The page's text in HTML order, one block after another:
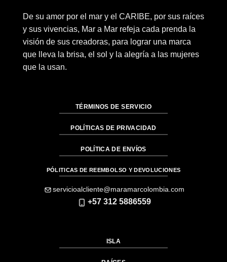
De su amor por el mar y el CARIBE, por sus raíces
y sus vivencias, Mar a Mar refeja cada prenda la
visión de sus creadoras, para lograr una marca
que lleva la brisa, el sol y la alegría a las mujeres
que la usan.
TÉRMINOS DE SERVICIO
POLÍTICAS DE PRIVACIDAD
POLÍTICA DE ENVÍOS
PÓLITICAS DE REEMBOLSO Y DEVOLUCIONES
servicioalcliente@maramarcolombia.com
+57 312 5886559
ISLA